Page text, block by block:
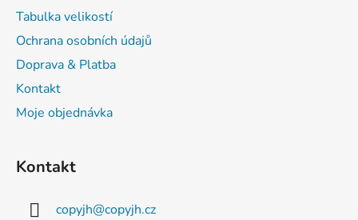
Tabulka velikostí
Ochrana osobních údajů
Doprava & Platba
Kontakt
Moje objednávka
Kontakt
copyjh@copyjh.cz